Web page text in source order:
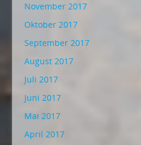
November 2017
Oktober 2017
September 2017
August 2017
Juli 2017
Juni 2017
Mai 2017
April 2017